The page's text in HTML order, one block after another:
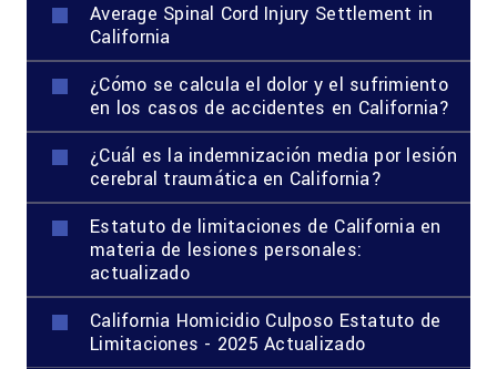
Average Spinal Cord Injury Settlement in
California
¿Cómo se calcula el dolor y el sufrimiento
en los casos de accidentes en California?
¿Cuál es la indemnización media por lesión
cerebral traumática en California?
Estatuto de limitaciones de California en
materia de lesiones personales:
actualizado
California Homicidio Culposo Estatuto de
Limitaciones - 2025 Actualizado